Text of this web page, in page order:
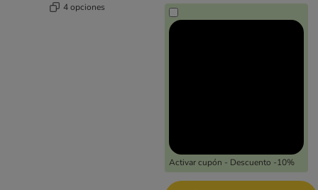
4 opciones
Activar cupón - Descuento -10%